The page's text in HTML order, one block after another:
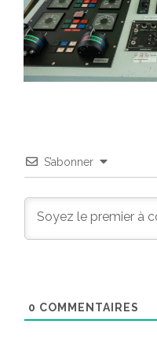
S’abonner
0 COMMENTAIRES